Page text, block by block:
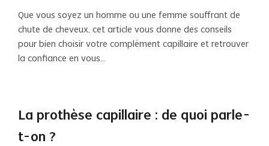
Que vous soyez un homme ou une femme souffrant de
chute de cheveux, cet article vous donne des conseils
pour bien choisir votre complément capillaire et retrouver
la confiance en vous…
La prothèse capillaire : de quoi parle-
t-on ?